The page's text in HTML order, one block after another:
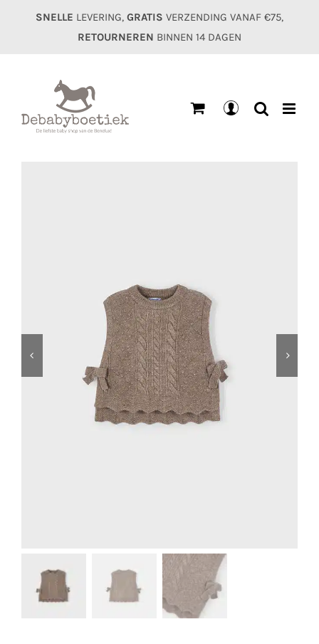
SNELLE LEVERING, GRATIS VERZENDING VANAF €75,
RETOURNEREN BINNEN 14 DAGEN